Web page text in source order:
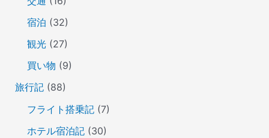
宿泊 (32)
観光(27)
買い物 (9)
旅行記(88)
フライト搭乗記(7)
ホテル宿泊記(30)